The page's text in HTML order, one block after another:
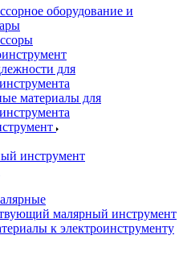
оборудование и
для
материалы для
инструмент
малярный инструмент
к электроинструменту